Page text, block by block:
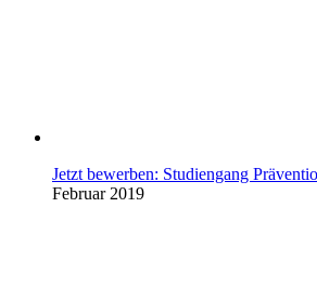
Jetzt bewerben: Studiengang
Februar 2019